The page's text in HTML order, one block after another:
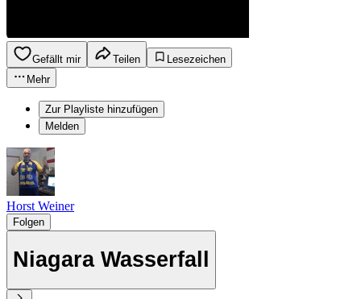
Gefällt mir Teilen
Lesezeichen
Mehr
Zur Playliste hinzufügen
Melden
Horst Weiner
Folgen
Niagara Wasserfall